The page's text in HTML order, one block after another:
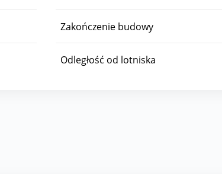
Zakończenie budowy
Odległość od lotniska